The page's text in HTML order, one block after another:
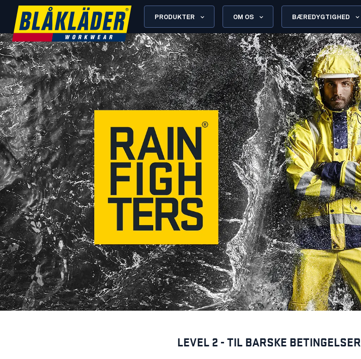
PRODUKTER OM OS BÆREDYGTIGHED
LEVEL 2 - TIL BARSKE BETINGELSER